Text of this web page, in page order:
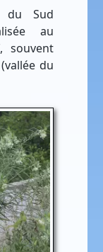
du Sud
au
souvent
du